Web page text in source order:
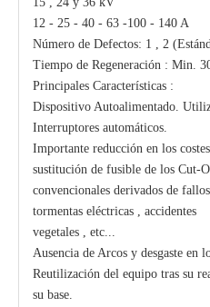
12 - 25 - 40 - 63 -100 - 140 A
Número de Defectos: 1 , 2
Tiempo de Regeneración : Min.
Principales Características :
Dispositivo Autoalimentado.
Interruptores automáticos.
Importante reducción en los
sustitución de fusible de los Cut-
convencionales derivados de
tormentas eléctricas , accidentes
vegetales , etc...
Ausencia de Arcos y desgaste en
Reutilización del equipo tras su
su base.